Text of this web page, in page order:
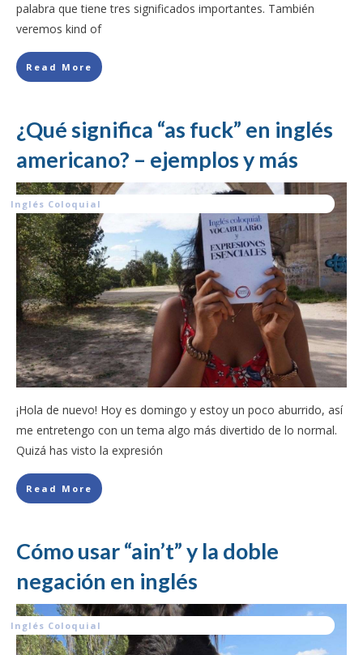
palabra que tiene tres significados importantes. También
veremos kind of
Read More
¿Qué significa “as fuck” en inglés
americano? – ejemplos y más
Inglés Coloquial
¡Hola de nuevo! Hoy es domingo y estoy un poco aburrido, así
me entretengo con un tema algo más divertido de lo normal.
Quizá has visto la expresión
Read More
Cómo usar “ain’t” y la doble
negación en inglés
Inglés Coloquial